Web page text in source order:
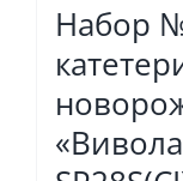
Набор